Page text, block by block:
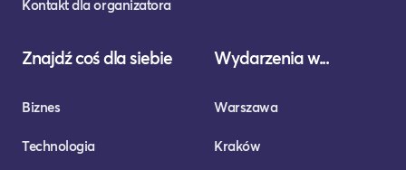
Kontakt dla organizatora
Znajdź coś dla siebie
Biznes
Technologia
Wydarzenia w...
Warszawa
Kraków